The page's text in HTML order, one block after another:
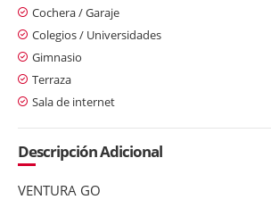
Cochera / Garaje
Colegios / Universidades
Gimnasio
Terraza
Sala de internet
Descripción Adicional
VENTURA GO